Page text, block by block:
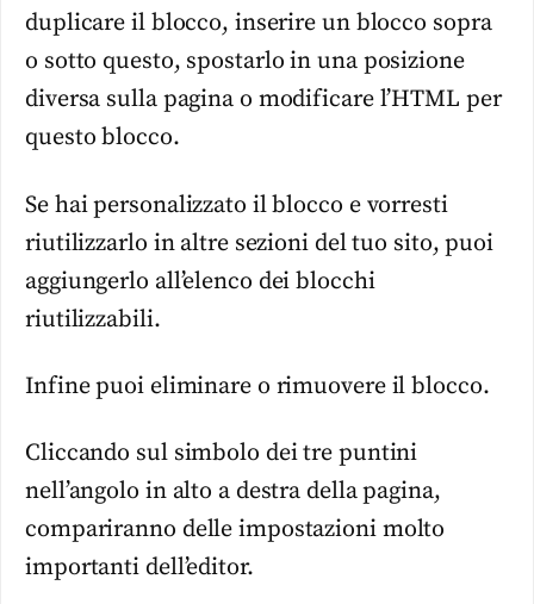
duplicare il blocco, inserire un blocco sopra
o sotto questo, spostarlo in una posizione
diversa sulla pagina o modificare l’HTML per
questo blocco.
Se hai personalizzato il blocco e vorresti
riutilizzarlo in altre sezioni del tuo sito, puoi
aggiungerlo all’elenco dei blocchi
riutilizzabili.
Infine puoi eliminare o rimuovere il blocco.
Cliccando sul simbolo dei tre puntini
nell’angolo in alto a destra della pagina,
compariranno delle impostazioni molto
importanti dell’editor.